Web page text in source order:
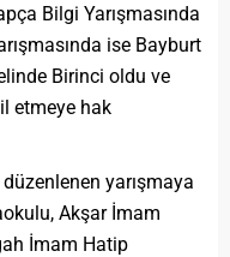
Bilgi Yarışmasında
ise Bayburt
Birinci oldu ve
etmeye hak
yarışmaya
Akşar İmam
İmam Hatip